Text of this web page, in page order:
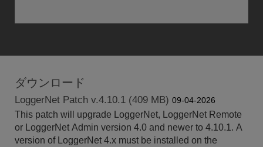
ダウンロード
LoggerNet Patch v.4.10.1 (409 MB) 09-04-2026
This patch will upgrade LoggerNet, LoggerNet Remote
or LoggerNet Admin version 4.0 and newer to 4.10.1. A
version of LoggerNet 4.x must be installed on the